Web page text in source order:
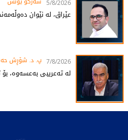
5/8/2026
عێراق، لە نێوان
7/8/2026 پ. د. شۆڕش
لە تەعریبی بەعسەوە،